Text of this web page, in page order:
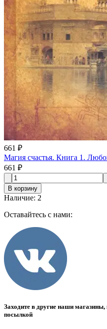
661 ₽
Магия счастья. Книга 1.
661 ₽
В корзину
Наличие: 2
Оставайтесь с нами:
Заходите в другие наши
посылкой